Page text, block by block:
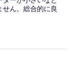
ん。総合的に良